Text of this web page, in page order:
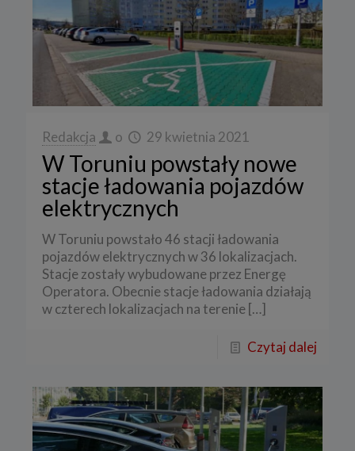
Redakcja o 29 kwietnia 2021
W Toruniu powstały nowe
stacje ładowania pojazdów
elektrycznych
W Toruniu powstało 46 stacji ładowania
pojazdów elektrycznych w 36 lokalizacjach.
Stacje zostały wybudowane przez Energę
Operatora. Obecnie stacje ładowania działają
w czterech lokalizacjach na terenie […]
Czytaj dalej